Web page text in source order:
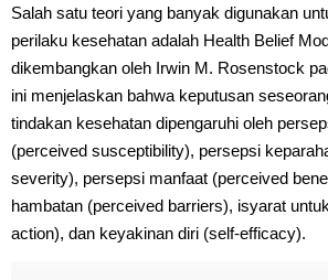
Salah satu teori yang banyak digunakan
perilaku kesehatan adalah Health Belief
dikembangkan oleh Irwin M. Rosenstock
ini menjelaskan bahwa keputusan
tindakan kesehatan dipengaruhi oleh
(perceived susceptibility), persepsi
severity), persepsi manfaat (perceived
hambatan (perceived barriers), isyarat
action), dan keyakinan diri (self-efficacy).